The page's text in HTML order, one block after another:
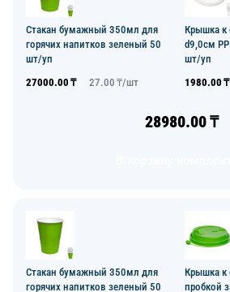
Стакан бумажный 350мл для
горячих напитков зеленый 50
шт/уп
27000.00 ₸ 27.00 ₸/шт
Крышка к
d9,0см
шт/уп
1980.00 ₸
28980.00₸
Стакан бумажный 350мл для
горячих напитков зеленый 50
Крышка к
пробкой